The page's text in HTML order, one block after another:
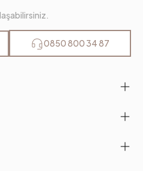
0850 800 34 87